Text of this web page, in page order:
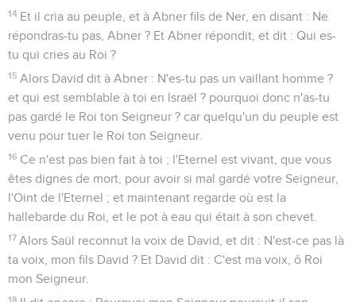
14 Et il cria au peuple, et à Abner fils de Ner, en disant : Ne
répondras-tu pas, Abner ? Et Abner répondit, et dit : Qui es-
tu qui cries au Roi ?
15 Alors David dit à Abner : N'es-tu pas un vaillant homme ?
et qui est semblable à toi en Israël ? pourquoi donc n'as-tu
pas gardé le Roi ton Seigneur ? car quelqu'un du peuple est
venu pour tuer le Roi ton Seigneur.
16 Ce n'est pas bien fait à toi ; l'Eternel est vivant, que vous
êtes dignes de mort, pour avoir si mal gardé votre Seigneur,
l'Oint de l'Eternel ; et maintenant regarde où est la
hallebarde du Roi, et le pot à eau qui était à son chevet.
17 Alors Saül reconnut la voix de David, et dit : N'est-ce pas là
ta voix, mon fils David ? Et David dit : C'est ma voix, ô Roi
mon Seigneur.
18